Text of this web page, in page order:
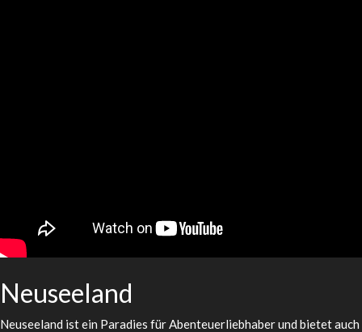
Neuseeland
Neuseeland ist ein Paradies für Abenteuerliebhaber und bietet auch